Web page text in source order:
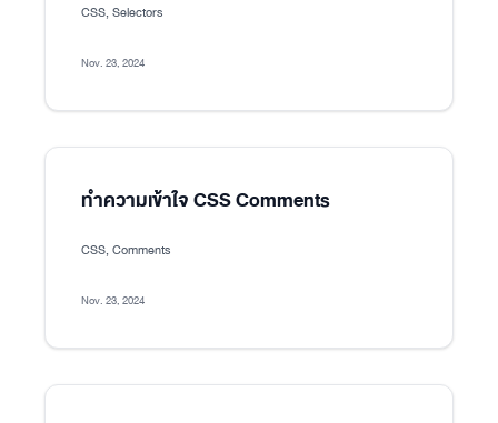
CSS, Selectors
Nov. 23, 2024
ทำความเข้าใจ CSS Comments
CSS, Comments
Nov. 23, 2024